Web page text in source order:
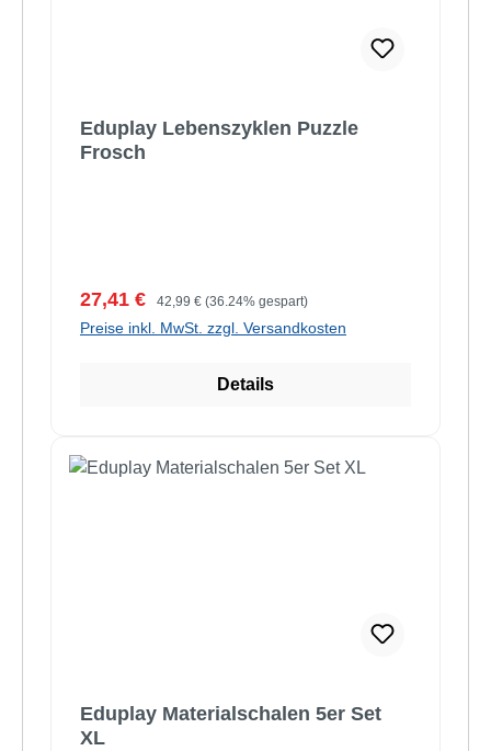
Eduplay Lebenszyklen Puzzle
Frosch
Verkaufspreis:
27,41 € Regulärer Preis:
42,99 € (36.24% gespart)
Preise inkl. MwSt. zzgl. Versandkosten
Details
Eduplay Materialschalen 5er Set
XL